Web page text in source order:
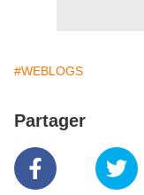
#WEBLOGS
Partager